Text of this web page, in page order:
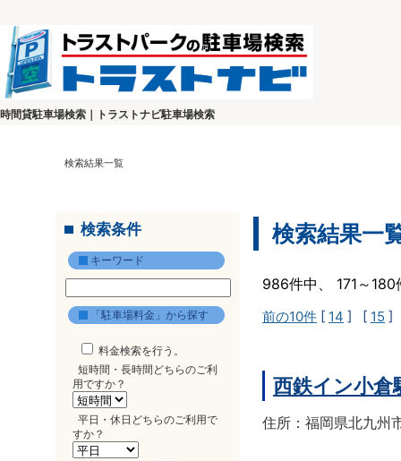
時間貸駐車場検索｜トラストナビ駐車場検索
検索結果一覧
検索条件
キーワード
「駐車場料金」から探す
料金検索を行う。
短時間・長時間どちらのご利
用ですか？
平日・休日どちらのご利用で
すか？
検索結果一
986件中、 171～
前の10件 [ 14 ] [ 15 ]
西鉄イン小倉
住所：福岡県北九州